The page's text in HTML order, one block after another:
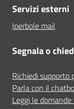
Servizi esterni
Iperbole mail
Segnala o
Richiedi supporto
Parla con il
Leggi le